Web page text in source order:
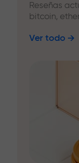
Reseñas
bitcoin,
Ver todo